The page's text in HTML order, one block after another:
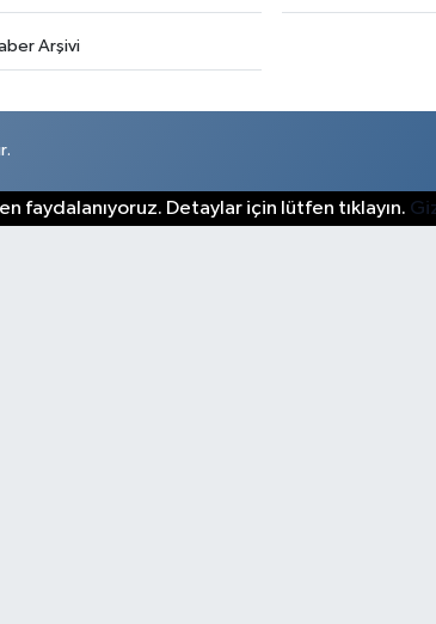
Arşivi
faydalanıyoruz. Detaylar için lütfen tıklayın.